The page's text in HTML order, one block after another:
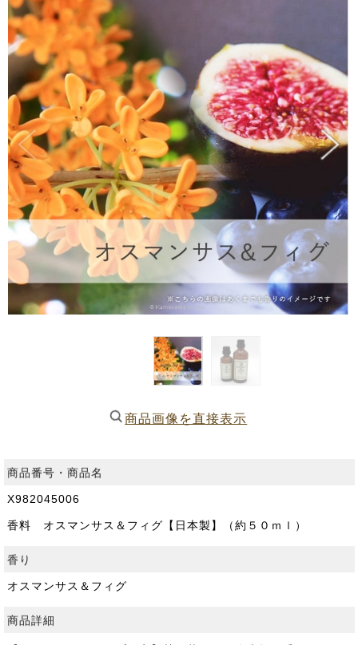
商品画像を直接表示
商品番号・商品名
X982045006
香料 オスマンサス＆フィグ【日本製】（約５０ｍｌ）
香り
オスマンサス＆フィグ
商品詳細